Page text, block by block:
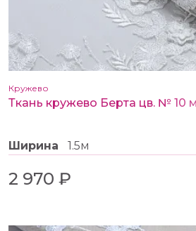
Кружево
Ткань кружево Берта цв. № 10
Ширина 1.5м
2 970 ₽